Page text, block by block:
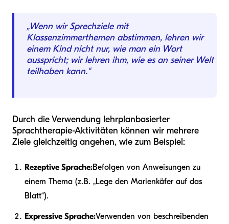
„Wenn wir Sprechziele mit
Klassenzimmerthemen abstimmen, lehren wir
einem Kind nicht nur, wie man ein Wort
ausspricht; wir lehren ihm, wie es an seiner Welt
teilhaben kann.“
Durch die Verwendung lehrplanbasierter
Sprachtherapie-Aktivitäten können wir mehrere
Ziele gleichzeitig angehen, wie zum Beispiel:
Rezeptive Sprache:Befolgen von Anweisungen zu
einem Thema (z.B. „Lege den Marienkäfer auf das
Blatt“).
Expressive Sprache:Verwenden von beschreibenden